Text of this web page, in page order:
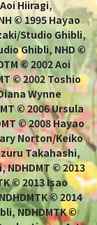
Hiiragi,
© 1995 Hayao
Studio Ghibli,
Ghibli, NHD ©
© 2002 Aoi
© 2002 Toshio
Wynne
© 2006 Ursula
© 2008 Hayao
Norton/Keiko
Takahashi,
© 2013
© 2013 Isao
© 2014
NDHDMTK ©